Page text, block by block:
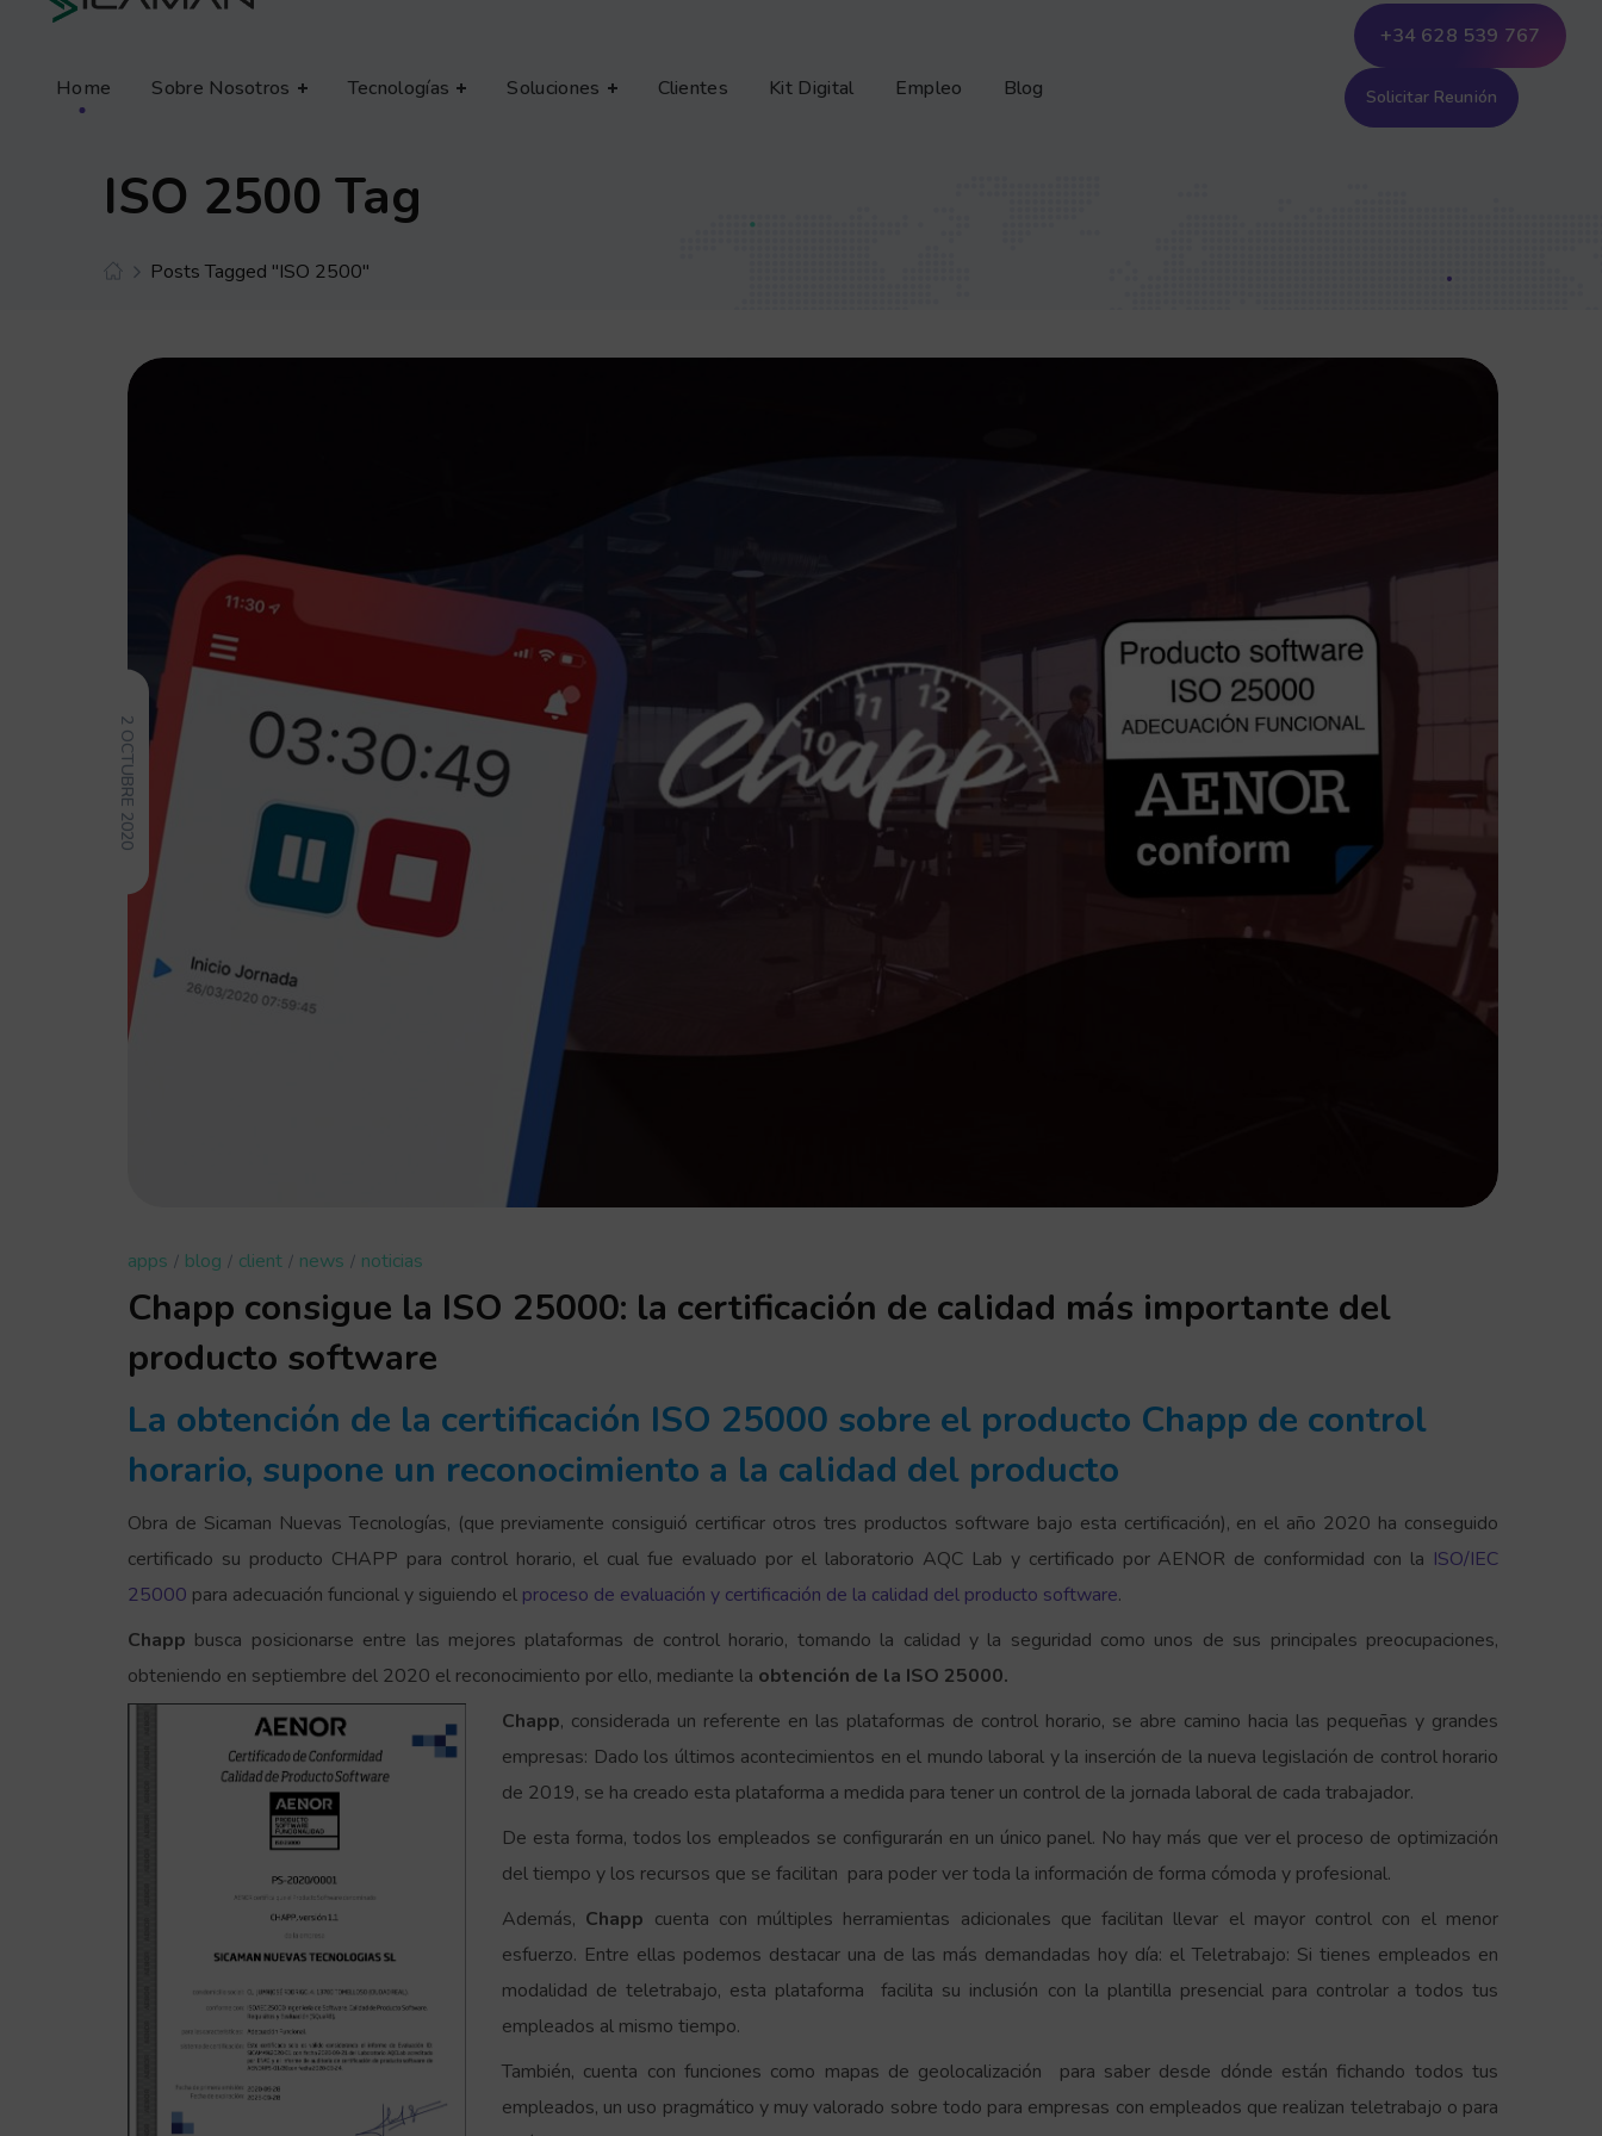
Home Sobre Nosotros Tecnologías Soluciones Clientes Kit Digital Empleo Blog
+34 628 539 767
Solicitar Reunión
ISO 2500 Tag
Posts Tagged "ISO 2500"
2 OCTUBRE 2020
apps blog client news noticias
Chapp consigue la ISO 25000: la certificación de calidad más importante del
producto software
La obtención de la certificación ISO 25000 sobre el producto Chapp de control
horario, supone un reconocimiento a la calidad del producto
Obra de Sicaman Nuevas Tecnologías, (que previamente consiguió certificar otros tres productos software bajo esta certificación), en el año 2020 ha conseguido
certificado su producto CHAPP para control horario, el cual fue evaluado por el laboratorio AQC Lab y certificado por AENOR de conformidad con la ISO/IEC
25000 para adecuación funcional y siguiendo el proceso de evaluación y certificación de la calidad del producto software.
Chapp busca posicionarse entre las mejores plataformas de control horario, tomando la calidad y la seguridad como unos de sus principales preocupaciones,
obteniendo en septiembre del 2020 el reconocimiento por ello, mediante la obtención de la ISO 25000.
Chapp, considerada un referente en las plataformas de control horario, se abre camino hacia las pequeñas y grandes
empresas: Dado los últimos acontecimientos en el mundo laboral y la inserción de la nueva legislación de control horario
de 2019, se ha creado esta plataforma a medida para tener un control de la jornada laboral de cada trabajador.
De esta forma, todos los empleados se configurarán en un único panel. No hay más que ver el proceso de optimización
del tiempo y los recursos que se facilitan para poder ver toda la información de forma cómoda y profesional.
Además, Chapp cuenta con múltiples herramientas adicionales que facilitan llevar el mayor control con el menor
esfuerzo. Entre ellas podemos destacar una de las más demandadas hoy día: el Teletrabajo: Si tienes empleados en
modalidad de teletrabajo, esta plataforma facilita su inclusión con la plantilla presencial para controlar a todos tus
empleados al mismo tiempo.
También, cuenta con funciones como mapas de geolocalización para saber desde dónde están fichando todos tus
empleados, un uso pragmático y muy valorado sobre todo para empresas con empleados que realizan teletrabajo o para